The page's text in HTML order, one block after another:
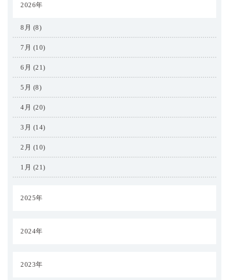
2026年
8月 (8)
7月 (10)
6月 (21)
5月 (8)
4月 (20)
3月 (14)
2月 (10)
1月 (21)
2025年
2024年
2023年